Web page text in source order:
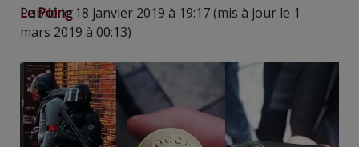
Le Poing
Publié le 18 janvier 2019 à 19:17 (mis à jour le 1
mars 2019 à 00:13)